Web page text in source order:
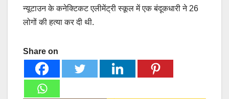
न्यूटाउन के कनेक्टिकट एलीमेंट्री स्कूल में एक बंदूकधारी ने 26
लोगों की हत्या कर दी थी.
Share on